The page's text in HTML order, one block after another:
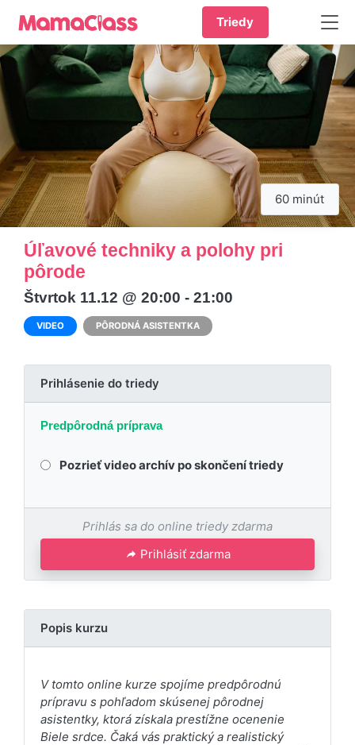
Triedy
60 minút
Úľavové techniky a polohy pri
pôrode
Štvrtok 11.12 @ 20:00 - 21:00
VIDEO PÔRODNÁ ASISTENTKA
Prihlásenie do triedy
Predpôrodná príprava
Pozrieť video archív po skončení triedy
Prihlás sa do online triedy zdarma
Prihlásiť zdarma
Popis kurzu
V tomto online kurze spojíme predpôrodnú
prípravu s pohľadom skúsenej pôrodnej
asistentky, ktorá získala prestížne ocenenie
Biele srdce. Čaká vás praktický a realistický